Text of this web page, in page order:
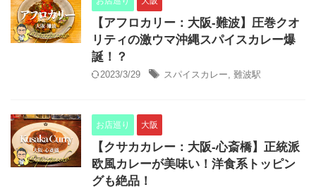
【アフロカリー：大阪-難波】圧巻クオ
リティの激ウマ沖縄スパイスカレー爆
誕！？
2023/3/29 スパイスカレー, 難波駅
お店巡り 大阪
【クサカカレー：大阪-心斎橋】正統派
欧風カレーが美味い！洋食系トッピン
グも絶品！